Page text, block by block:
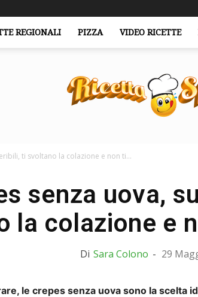
REGIONALI PIZZA VIDEO RICETTE
ti svoltano la colazione e non ti...
senza uova,
la colazione e
Di Sara Colono - 29
le crepes senza uova sono la scelta